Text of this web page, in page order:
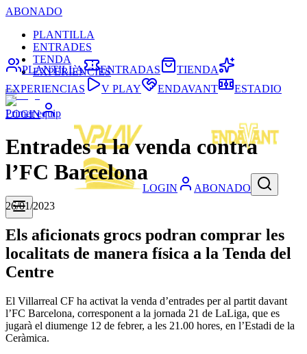
ABONADO
PLANTILLA
ENTRADES
TENDA
EXPERIÈNCIES
LOGIN
LOGIN ABONADO
PLANTILLA ENTRADAS
TIENDA
EXPERIENCIAS
V PLAY ENDAVANT ESTADIO
Primer equip
Entrades a la venda contra
l’FC Barcelona
26/01/2023
Els aficionats grocs podran comprar les
localitats de manera física a la Tenda del
Centre
El Villarreal CF ha activat la venda d’entrades per al partit davant
l’FC Barcelona, corresponent a la jornada 21 de LaLiga, que es
jugarà el diumenge 12 de febrer, a les 21.00 hores, en l’Estadi de la
Ceràmica.